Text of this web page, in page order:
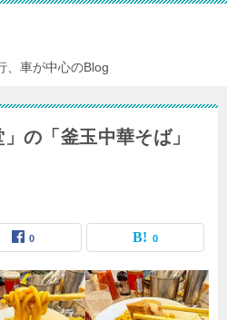
、車が中心のBlog
の「釜玉中華そば」
0 0